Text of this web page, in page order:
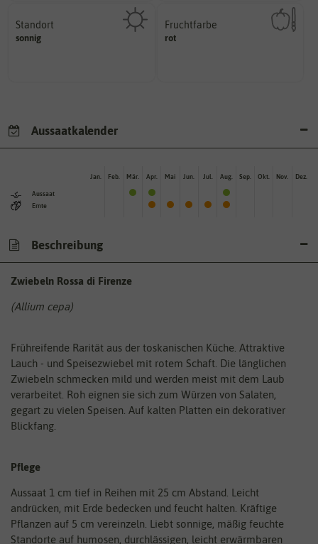
Standort
sonnig
Pflanze? (schattig, halbschattig,
sonnig, vollsonnig)
Fruchtfarbe
rot
sie nach dem Reifungsprozess
hat.
Aussaatkalender
Aussaat
Ernte
Jan. Feb. Mär. Apr. Mai Jun. Jul. Aug. Sep. Okt. Nov. Dez.
Beschreibung
Zwiebeln Rossa di Firenze
(Allium cepa)
Frühreifende Rarität aus der toskanischen Küche. Attraktive
Lauch - und Speisezwiebel mit rotem Schaft. Die länglichen
Zwiebeln schmecken mild und werden meist mit dem Laub
verarbeitet. Roh eignen sie sich zum Würzen von Salaten,
gegart zu vielen Speisen. Auf kalten Platten ein dekorativer
Blickfang.
Pflege
Aussaat 1 cm tief in Reihen mit 25 cm Abstand. Leicht
andrücken, mit Erde bedecken und feucht halten. Kräftige
Pflanzen auf 5 cm vereinzeln. Liebt sonnige, mäßig feuchte
Standorte auf humosen, durchlässigen, leicht erwärmbaren